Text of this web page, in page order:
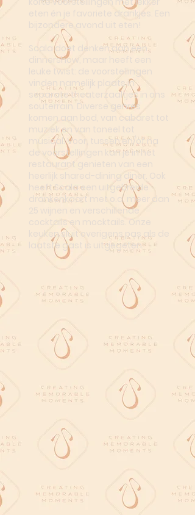
eten én je favoriete drankjes. Een
bijzondere avond uit eten!
Scala doet denken aan een
dinnershow, maar heeft een
leuke twist: de voorstellingen
vinden namelijk plaats in
separate theaterzaaltjes in ons
souterrain. Diverse genres
komen aan bod, van cabaret tot
muziek en van toneel tot
musical. Voor, tussen en/of na
de voorstellingen kan je in het
restaurant genieten van een
heerlijk shared-dining diner. Ook
heeft Scala een uitgebreide
drankenkaart met o.a. meer dan
25 wijnen en verschillende
cocktails en mocktails. Onze
keuken sluit overigens pas als de
laatste gast is uitgegeten.